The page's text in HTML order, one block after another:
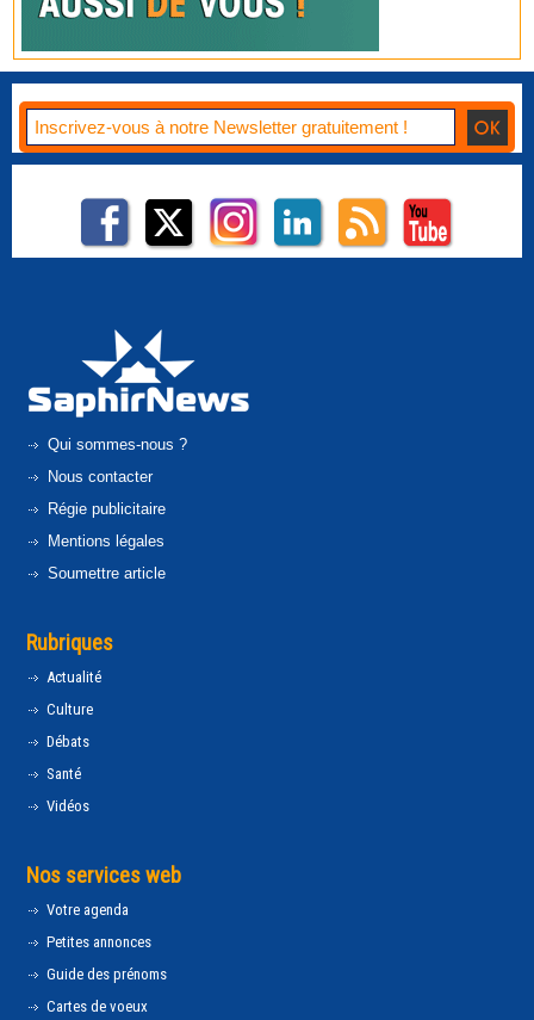
Qui sommes-nous ?
Nous contacter
Régie publicitaire
Mentions légales
Soumettre article
Rubriques
Actualité
Culture
Débats
Santé
Vidéos
Nos services web
Votre agenda
Petites annonces
Guide des prénoms
Cartes de voeux